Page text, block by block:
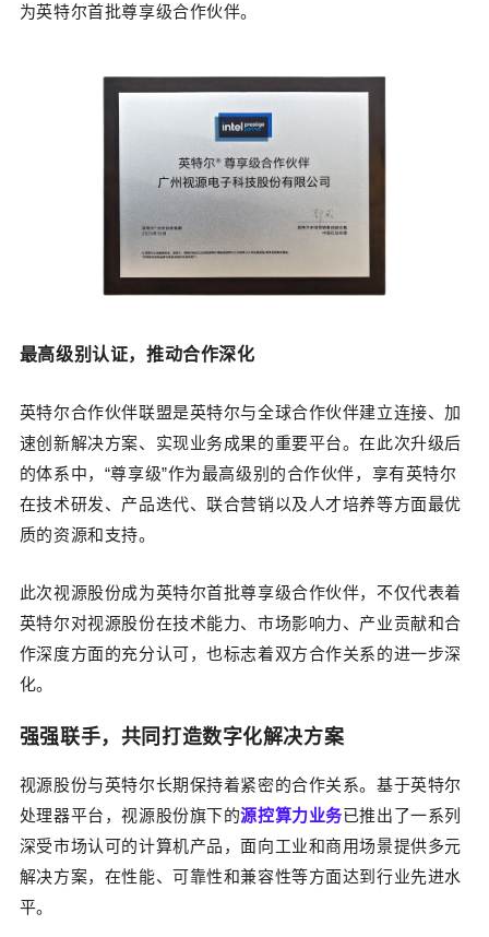
为英特尔首批尊享级合作伙伴。
最高级别认证， 推动合作深化
英特尔合作伙伴联盟是英特尔与全球合作伙伴建立连接、加
速创新解决方案、实现业务成果的重要平台。在此次升级后
的体系中， “尊享级”作为最高级别的合作伙伴， 享有英特尔
在技术研发、产品迭代、联合营销以及人才培养等方面最优
质的资源和支持。
此次视源股份成为英特尔首批尊享级合作伙伴，不仅代表着
英特尔对视源股份在技术能力、市场影响力、产业贡献和合
作深度方面的充分认可，也标志着双方合作关系的进一步深
化。
强强联手，共同打造数字化解决方案
视源股份与英特尔长期保持着紧密的合作关系。基于英特尔
处理器平台，视源股份旗下的源控算力业务已推出了一系列
深受市场认可的计算机产品 ，面向工业和商用场景提供多元
解决方案，在性能、可靠性和兼容性等方面达到行业先进水
平。